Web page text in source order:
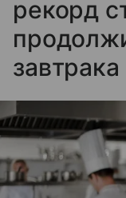
рекорд
завтрака